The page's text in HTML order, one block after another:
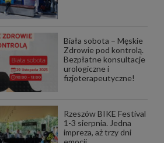
Biała sobota – Męskie
Zdrowie pod kontrolą.
Bezpłatne konsultacje
urologiczne i
fizjoterapeutyczne!
Rzeszów BIKE Festival
1-3 sierpnia. Jedna
impreza, aż trzy dni